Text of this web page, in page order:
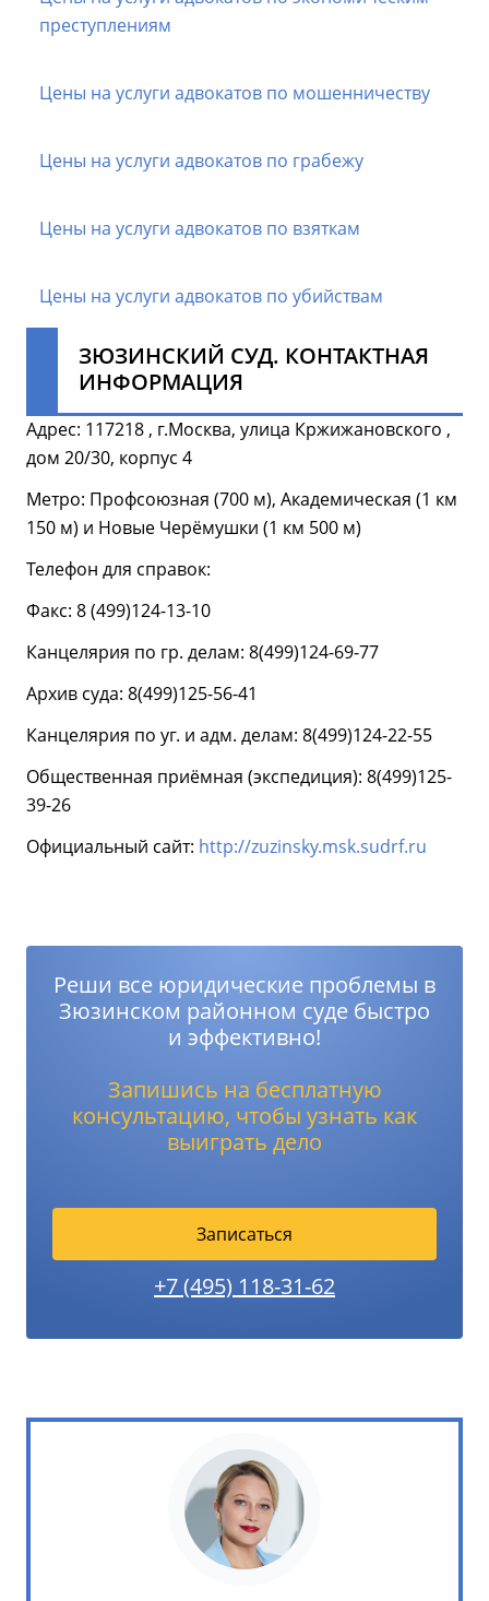
преступлениям
Цены на услуги адвокатов по мошенничеству
Цены на услуги адвокатов по грабежу
Цены на услуги адвокатов по взяткам
Цены на услуги адвокатов по убийствам
ЗЮЗИНСКИЙ СУД. КОНТАКТНАЯ
ИНФОРМАЦИЯ
Адрес: 117218 , г.Москва, улица Кржижановского ,
дом 20/30, корпус 4
Метро: Профсоюзная (700 м), Академическая (1 км
150 м) и Новые Черёмушки (1 км 500 м)
Телефон для справок:
Факс: 8 (499)124-13-10
Канцелярия по гр. делам: 8(499)124-69-77
Архив суда: 8(499)125-56-41
Канцелярия по уг. и адм. делам: 8(499)124-22-55
Общественная приёмная (экспедиция): 8(499)125-
39-26
Официальный сайт: http://zuzinsky.msk.sudrf.ru
Реши все юридические проблемы в
Зюзинском районном суде быстро
и эффективно!
Запишись на бесплатную
консультацию, чтобы узнать как
выиграть дело
Записаться
+7 (495) 118-31-62